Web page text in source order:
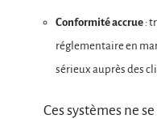
Conformité accrue :
réglementaire en
sérieux auprès des
Ces systèmes ne